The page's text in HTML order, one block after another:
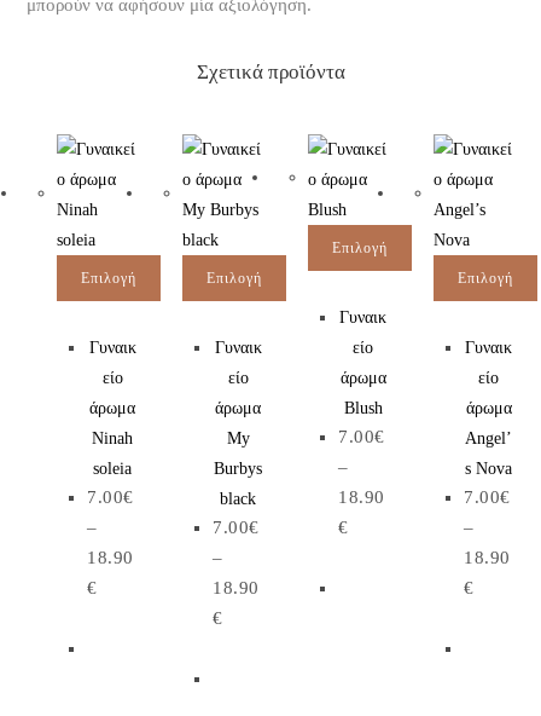
μπορούν να αφήσουν μία αξιολόγηση.
Σχετικά προϊόντα
Επιλογή
Γυναικ
είο
άρωμα
Ninah
soleia
7.00€
–
18.90
€
Επιλογή
Γυναικ
είο
άρωμα
My
Burbys
black
7.00€
–
18.90
€
Επιλογή
Γυναικ
είο
άρωμα
Blush
7.00€
–
18.90
€
Επιλογή
Γυναικ
είο
άρωμα
Angel’
s Nova
7.00€
–
18.90
€